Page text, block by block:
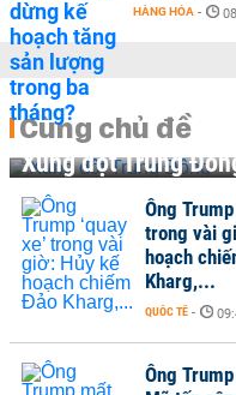
HÀNG HÓA -
Cùng chủ đề
Xung đột Trung
Ông Trump
trong vài
hoạch
Kharg,...
QUỐC TẾ -
Ông